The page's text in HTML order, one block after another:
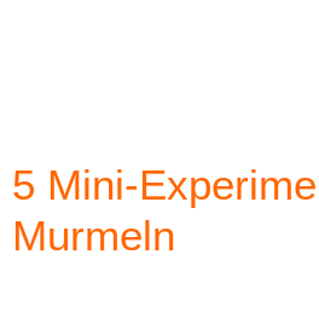
5 Mini-
Murmeln